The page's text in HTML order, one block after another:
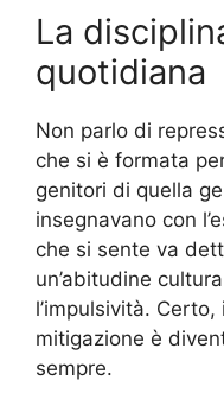
La
quotidiana
Non parlo di
che si è formata
genitori di quella
insegnavano con
che si sente va
un’abitudine
l’impulsività.
mitigazione è
sempre.